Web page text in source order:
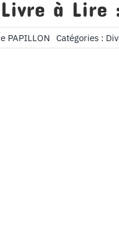
Livre à Lire
PAPILLON Catégories :